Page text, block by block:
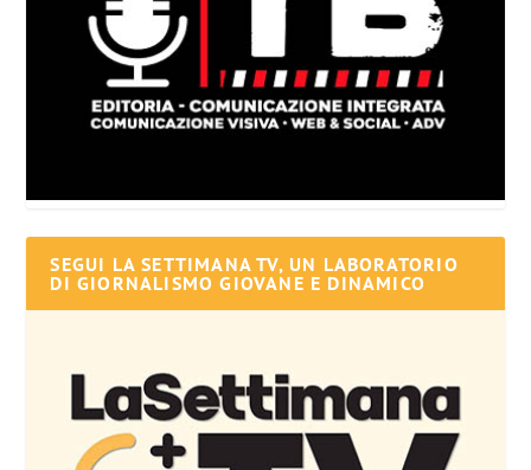
SEGUI LA SETTIMANA TV, UN LABORATORIO
DI GIORNALISMO GIOVANE E DINAMICO